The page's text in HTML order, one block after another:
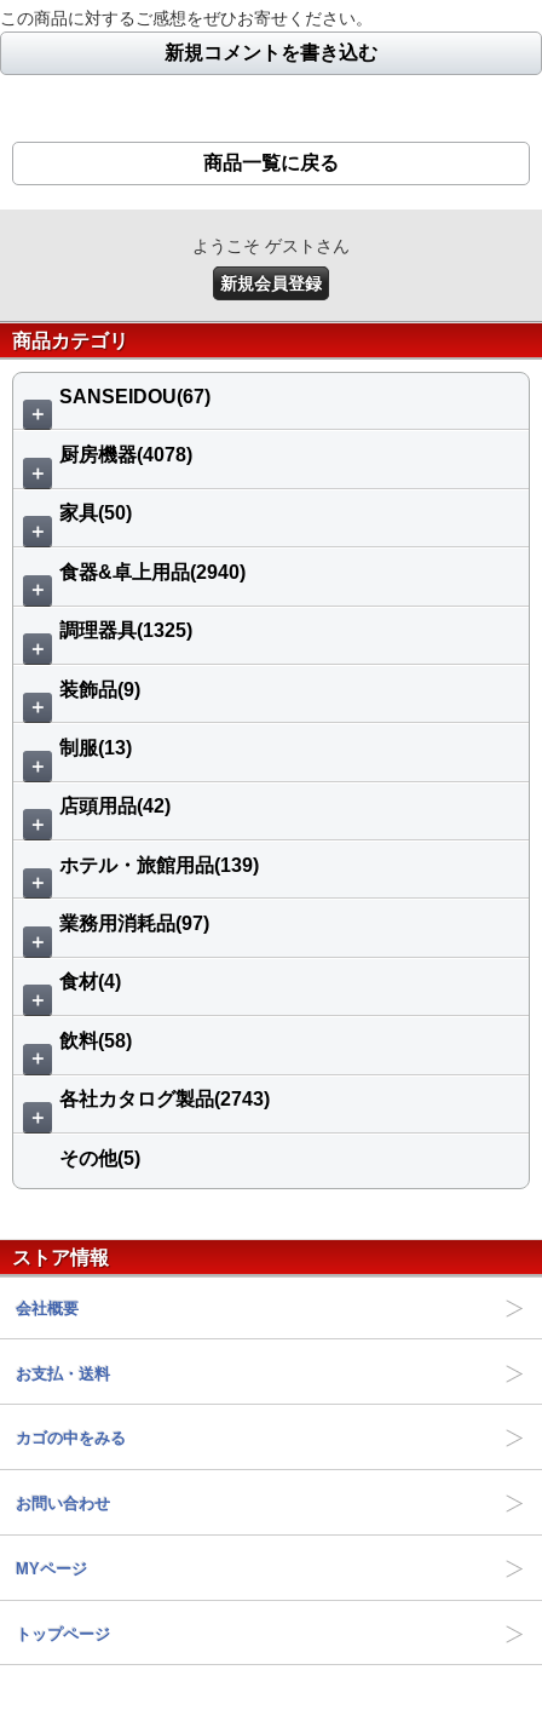
この商品に対するご感想をぜひお寄せください。
新規コメントを書き込む
商品一覧に戻る
ようこそ ゲストさん
新規会員登録
商品カテゴリ
＋
SANSEIDOU(67)
＋
厨房機器(4078)
＋
家具(50)
＋
食器&卓上用品(2940)
＋
調理器具(1325)
＋
装飾品(9)
＋
制服(13)
＋
店頭用品(42)
＋
ホテル・旅館用品(139)
＋
業務用消耗品(97)
＋
食材(4)
＋
飲料(58)
＋
各社カタログ製品(2743)
その他(5)
ストア情報
会社概要
お支払・送料
カゴの中をみる
お問い合わせ
MYページ
トップページ